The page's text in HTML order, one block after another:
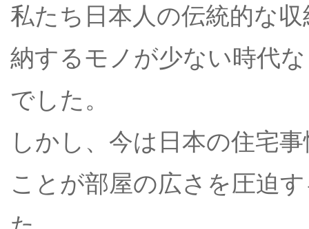
私たち日本人の伝統的な
納するモノが少ない時代
でした。
しかし、今は日本の住宅
ことが部屋の広さを圧迫